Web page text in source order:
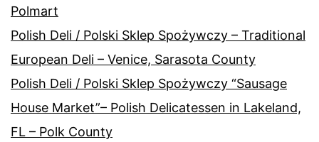
Polmart
Polish Deli / Polski Sklep Spożywczy – Traditional
European Deli – Venice, Sarasota County
Polish Deli / Polski Sklep Spożywczy “Sausage
House Market”– Polish Delicatessen in Lakeland,
FL – Polk County